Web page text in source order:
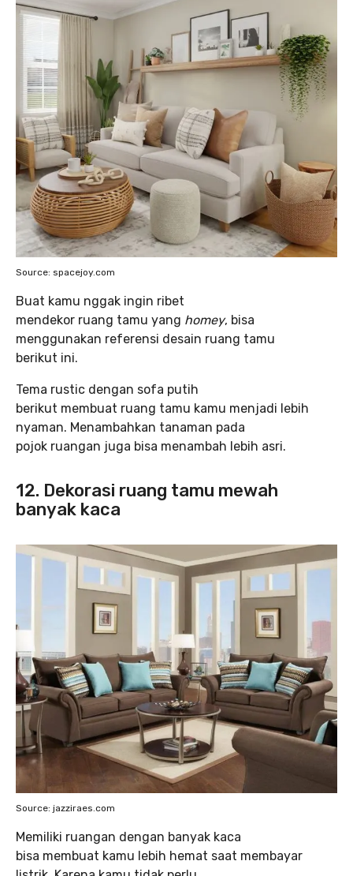
Source: spacejoy.com
Buat kamu nggak ingin ribet
mendekor ruang tamu yang homey, bisa
menggunakan referensi desain ruang tamu
berikut ini.
Tema rustic dengan sofa putih
berikut membuat ruang tamu kamu menjadi lebih
nyaman. Menambahkan tanaman pada
pojok ruangan juga bisa menambah lebih asri.
12. Dekorasi ruang tamu mewah
banyak kaca
Source: jazziraes.com
Memiliki ruangan dengan banyak kaca
bisa membuat kamu lebih hemat saat membayar